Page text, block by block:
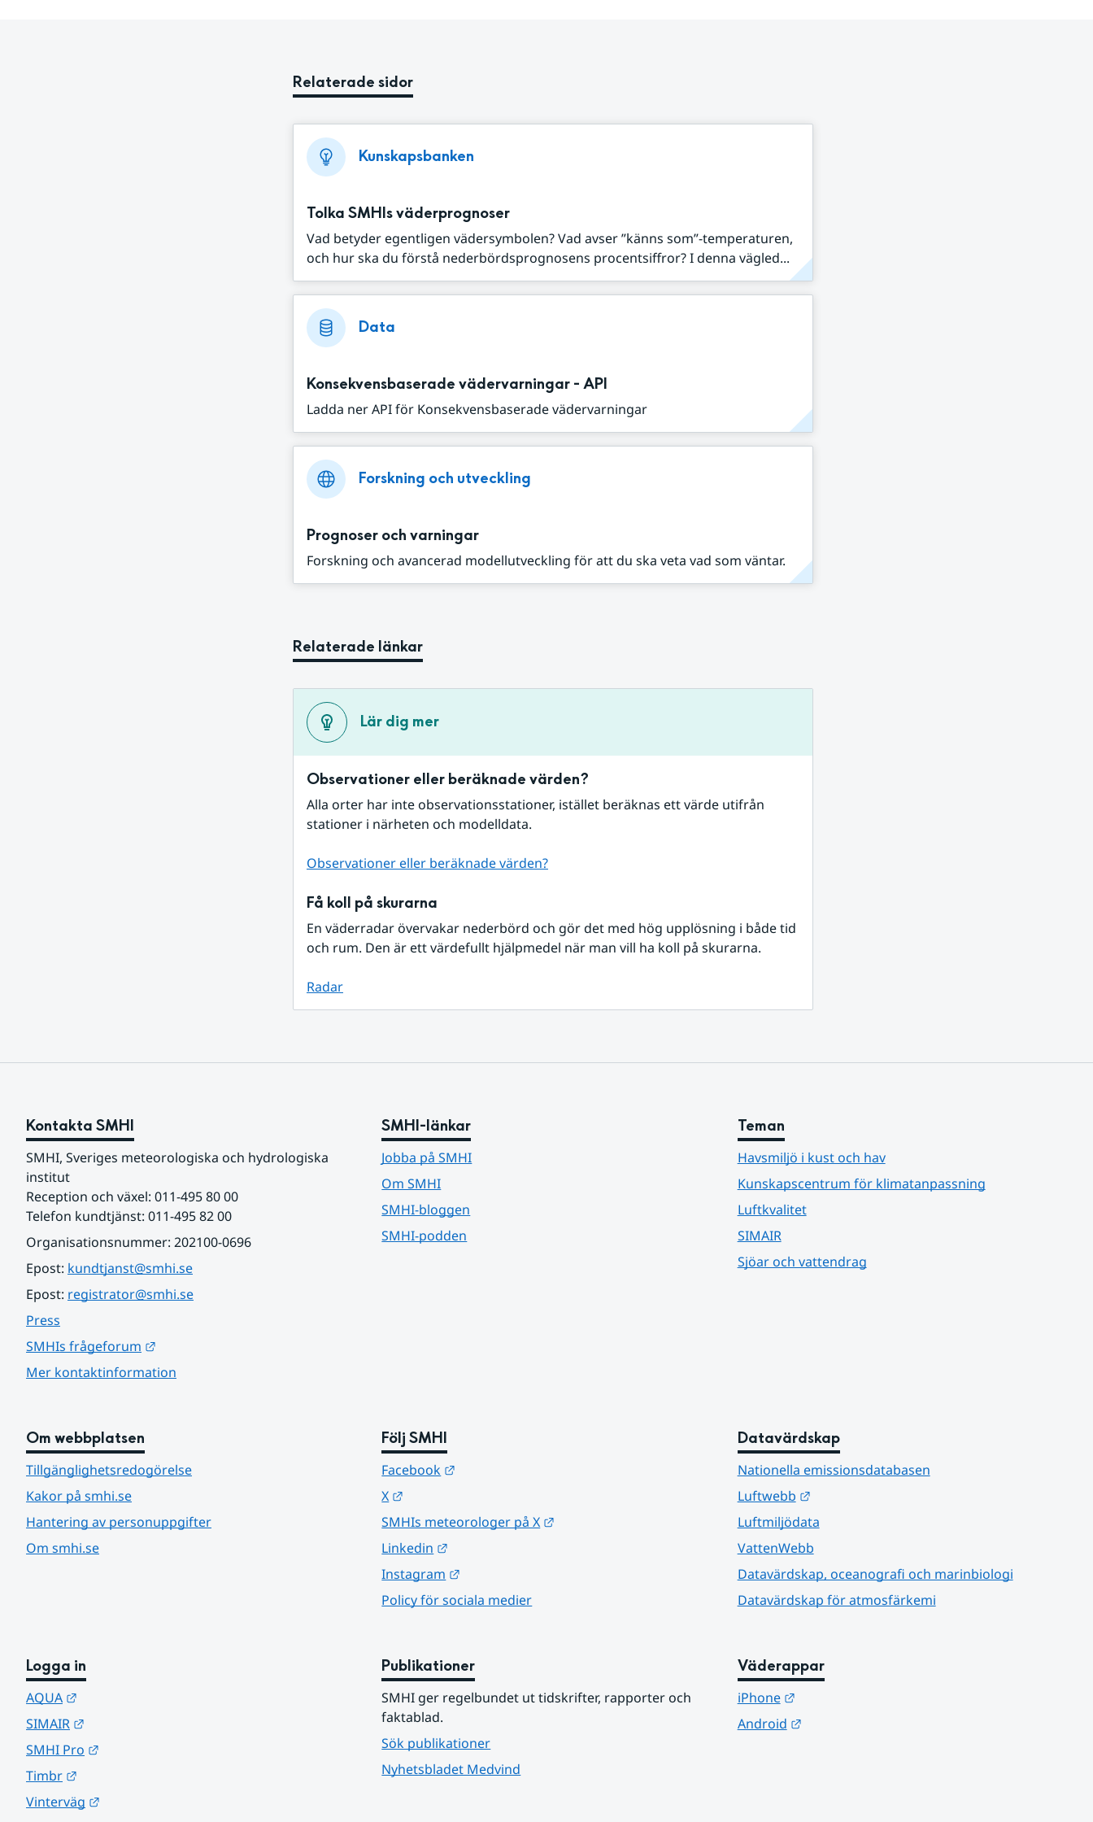
Relaterade sidor
Kunskapsbanken
Tolka SMHIs väderprognoser
Vad betyder egentligen vädersymbolen? Vad avser ”känns som”-temperaturen,
och hur ska du förstå nederbördsprognosens procentsiffror? I denna vägled...
Data
Konsekvensbaserade vädervarningar - API
Ladda ner API för Konsekvensbaserade vädervarningar
Forskning och utveckling
Prognoser och varningar
Forskning och avancerad modellutveckling för att du ska veta vad som väntar.
Relaterade länkar
Lär dig mer
Observationer eller beräknade värden?
Alla orter har inte observationsstationer, istället beräknas ett värde utifrån
stationer i närheten och modelldata.
Observationer eller beräknade värden?
Få koll på skurarna
En väderradar övervakar nederbörd och gör det med hög upplösning i både tid
och rum. Den är ett värdefullt hjälpmedel när man vill ha koll på skurarna.
Radar
Kontakta SMHI
SMHI, Sveriges meteorologiska och hydrologiska
institut
Reception och växel: 011-495 80 00
Telefon kundtjänst: 011-495 82 00
Organisationsnummer: 202100-0696
Epost: kundtjanst@smhi.se
Epost: registrator@smhi.se
Press
SMHIs frågeforum
Mer kontaktinformation
SMHI-länkar
Jobba på SMHI
Om SMHI
SMHI-bloggen
SMHI-podden
Teman
Havsmiljö i kust och hav
Kunskapscentrum för klimatanpassning
Luftkvalitet
SIMAIR
Sjöar och vattendrag
Om webbplatsen
Tillgänglighetsredogörelse
Kakor på smhi.se
Hantering av personuppgifter
Om smhi.se
Följ SMHI
Facebook
X
SMHIs meteorologer på X
Linkedin
Instagram
Policy för sociala medier
Datavärdskap
Nationella emissionsdatabasen
Luftwebb
Länk till annan webbplats.
Luftmiljödata
VattenWebb
Datavärdskap, oceanografi och marinbiologi
Datavärdskap för atmosfärkemi
Logga in
AQUA
SIMAIR
SMHI Pro
Timbr
Vinterväg
Publikationer
SMHI ger regelbundet ut tidskrifter, rapporter och
faktablad.
Sök publikationer
Nyhetsbladet Medvind
Väderappar
iPhone
Länk till annan webbplats.
Android
Länk till annan webbplats.